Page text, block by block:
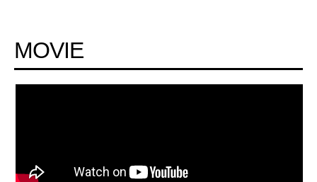
MOVIE